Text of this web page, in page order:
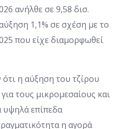
ανήλθε σε 9,58 δισ.
1,1% σε σχέση με το
που είχε διαμορφωθεί
η αύξηση του τζίρου
τους μικρομεσαίους και
επίπεδα
η αγορά